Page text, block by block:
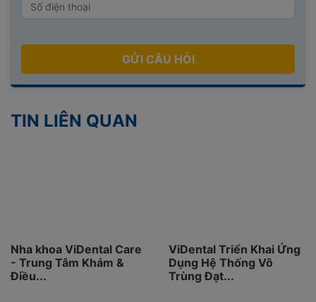
GỬI CÂU HỎI
TIN LIÊN QUAN
Nha khoa ViDental Care
- Trung Tâm Khám &
Điều...
ViDental Triển Khai Ứng
Dụng Hệ Thống Vô
Trùng Đạt...